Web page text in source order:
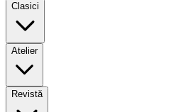
Clasici
Atelier
Revistă